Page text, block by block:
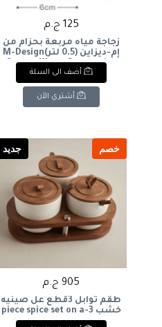
125 ج.م
زجاجة مياه مربعة بحزام من
إم-ديزاين (0.5 لتر)M-Design
Square Water Bottle with
Strap (0.5L
أضف الى السلة
أشتري الآن
خصم جديد
905 ج.م
طقم توابل 3قطع عل صينيه
خشب 3-piece spice set on a
wooden tray